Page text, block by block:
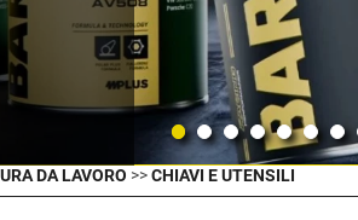
DA LAVORO >>CHIAVI E UTENSILI